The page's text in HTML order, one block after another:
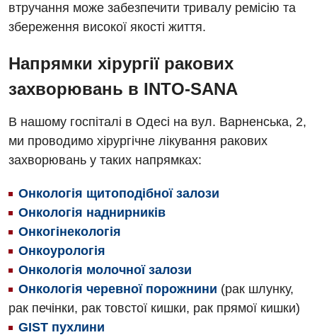
Дитяча ортопедія і травматологія
Дитяча офтальмологія
Дитяча урологія
Дитяча хірургія
Педіатрія
втручання може забезпечити тривалу ремісію та
збереження високої якості життя.
Напрямки хірургії ракових
захворювань в INTO-SANA
В нашому госпіталі в Одесі на вул. Варненська, 2,
ми проводимо хірургічне лікування ракових
захворювань у таких напрямках:
Онкологія щитоподібної залози
Онкологія наднирників
Онкогінекологія
Онкоурологія
Онкологія молочної залози
Онкологія черевної порожнини (рак шлунку,
рак печінки, рак товстої кишки, рак прямої кишки)
GIST пухлини